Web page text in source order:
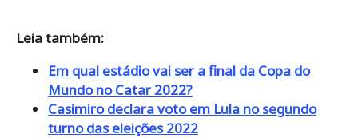
Leia também:
Em qual estádio vai ser a final da Copa do
Mundo no Catar 2022?
Casimiro declara voto em Lula no segundo
turno das eleições 2022